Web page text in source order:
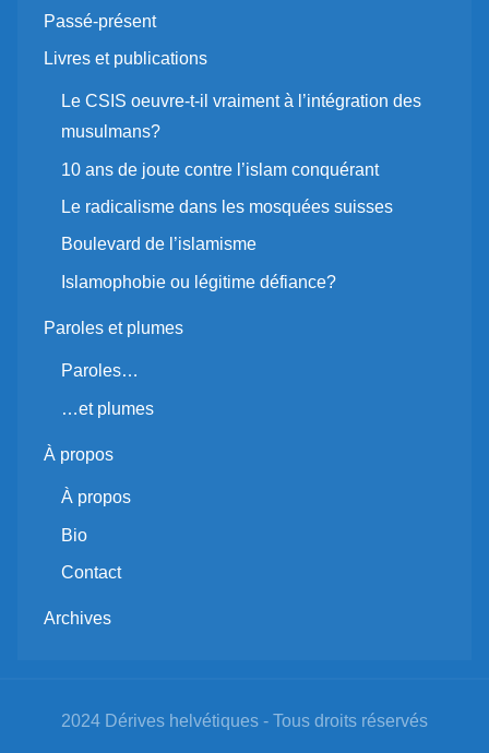
Passé-présent
Livres et publications
Le CSIS oeuvre-t-il vraiment à l’intégration des
musulmans?
10 ans de joute contre l’islam conquérant
Le radicalisme dans les mosquées suisses
Boulevard de l’islamisme
Islamophobie ou légitime défiance?
Paroles et plumes
Paroles…
…et plumes
À propos
À propos
Bio
Contact
Archives
2024 Dérives helvétiques - Tous droits réservés